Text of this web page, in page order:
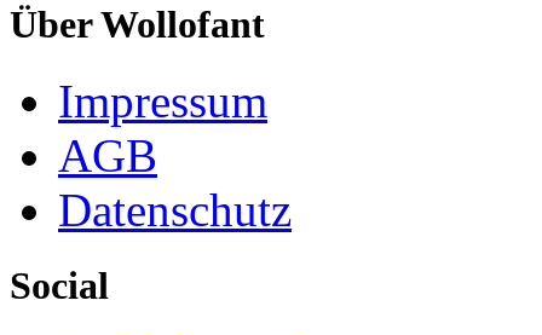
Über Wollofant
Impressum
AGB
Datenschutz
Social